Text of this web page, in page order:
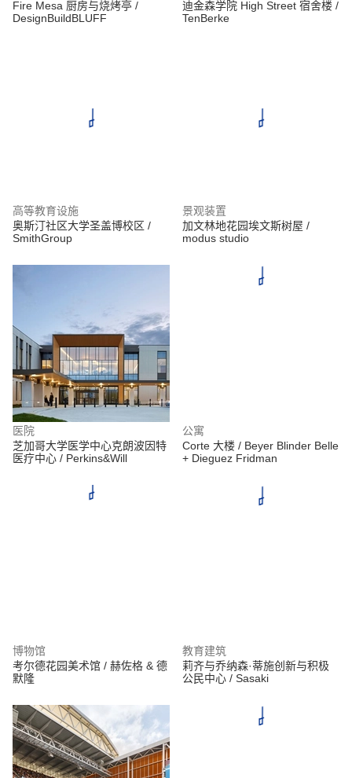
Fire Mesa 厨房与烧烤亭 /
DesignBuildBLUFF
迪金森学院 High Street 宿舍楼 /
TenBerke
高等教育设施
奥斯汀社区大学圣盖博校区 /
SmithGroup
景观装置
加文林地花园埃文斯树屋 /
modus studio
医院
芝加哥大学医学中心克朗波因特
医疗中心 / Perkins&Will
公寓
Corte 大楼 / Beyer Blinder Belle
+ Dieguez Fridman
博物馆
考尔德花园美术馆 / 赫佐格 & 德
默隆
教育建筑
莉齐与乔纳森·蒂施创新与积极
公民中心 / Sasaki